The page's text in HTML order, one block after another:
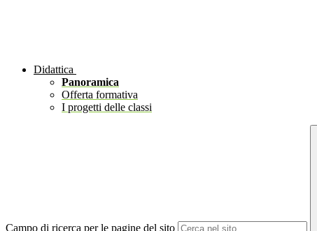
Didattica
Panoramica
Offerta formativa
I progetti delle classi
Campo di ricerca per le pagine del sito